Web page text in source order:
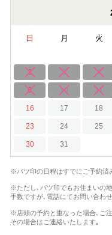
日 月 火
2 3 4
9 10 11
16 17 18
23 24 25
30 31
※バツ印の日程はすでにご予約済
※ただし､バツ印でもお住まいの
手数ですが､電話にてお問い合わ
※店頭の予約と重なった場合､ご
その場合はご連絡いたします｡